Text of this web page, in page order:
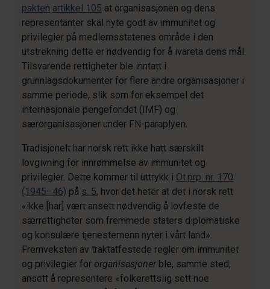
pakten artikkel 105 at organisasjonen og dens
representanter skal nyte godt av immunitet og
privilegier på medlemsstatenes område i den
utstrekning dette er nødvendig for å ivareta dens mål.
Tilsvarende rettigheter ble inntatt i
grunnlagsdokumenter for flere andre organisasjoner i
samme periode, slik som for eksempel det
internasjonale pengefondet (IMF) og
særorganisasjoner under FN-paraplyen.
Tradisjonelt har norsk rett ikke hatt særskilt
lovgivning for innrømmelse av immunitet og
privilegier. Dette kommer til uttrykk i Ot.prp. nr. 170
(1945–46) på s. 5, hvor det heter at det i norsk rett
«ikke [har] vært ansett nødvendig å lovfeste de
særrettigheter som fremmede staters diplomatiske
og konsulære tjenestemenn nyter i vårt land».
Fremveksten av traktatfestede regler om immunitet
og privilegier for organisasjoner ble, samme sted,
ansett å representere «folkerettslig sett noe